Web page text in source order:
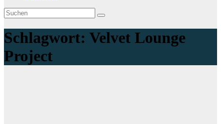
Schlagwort: Velvet Lounge
Project